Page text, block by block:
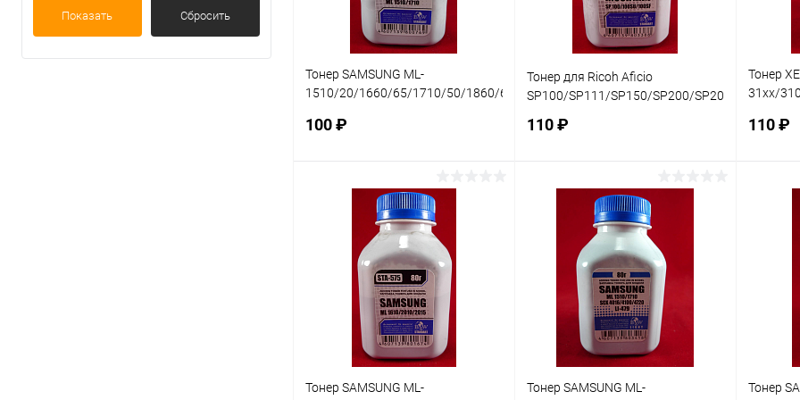
Показать Сбросить
Тонер SAMSUNG ML-
1510/20/1660/65/1710/50/1860/65/216x/SCX
100 ₽
В корзину
Купить в 1 клик Сравнение
В избранное В наличии
Тонер для Ricoh Aficio
SP100/SP111/SP150/SP200/SP201/SP210/
110 ₽
В корзину
Купить в 1 клик Сравнение
В избранное В наличии
Тонер
31xx/
Light фас.
110 ₽
В
Тонер SAMSUNG ML-
Тонер SAMSUNG ML-
Тонер